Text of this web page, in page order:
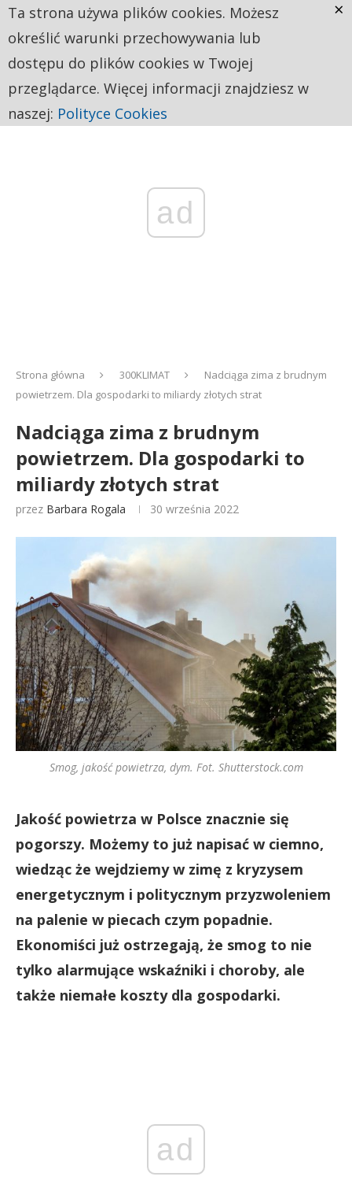
ad
Strona główna 300KLIMAT
Nadciąga zima z brudnym
powietrzem. Dla gospodarki to miliardy złotych strat
Nadciąga zima z brudnym
powietrzem. Dla gospodarki to
miliardy złotych strat
przez Barbara Rogala 30 września 2022
Smog, jakość powietrza, dym. Fot. Shutterstock.com
Jakość powietrza w Polsce znacznie się
pogorszy. Możemy to już napisać w ciemno,
wiedząc że wejdziemy w zimę z kryzysem
energetycznym i politycznym przyzwoleniem
na palenie w piecach czym popadnie.
Ekonomiści już ostrzegają, że smog to nie
tylko alarmujące wskaźniki i choroby, ale
także niemałe koszty dla gospodarki.
ad
Ta strona używa plików cookies. Możesz
określić warunki przechowywania lub
dostępu do plików cookies w Twojej
przeglądarce. Więcej informacji znajdziesz w
naszej: Polityce Cookies
×